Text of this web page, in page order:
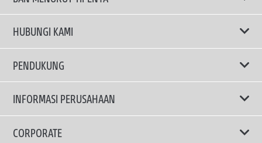
TRUCKS & BUSES TYRES
Ban ENLITEN
Ban Performa
Ban Touring
Ban Hemat Bahan Bakar
HUBUNGI KAMI
Email Kami
PENDUKUNG
Privacy Policy
Terms Of Use
INFORMASI PERUSAHAAN
Mengapa Bridgestone?
CORPORATE